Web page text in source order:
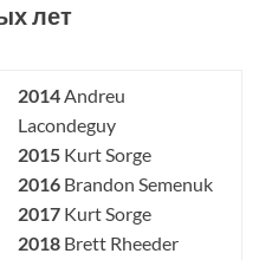
лет
2014Andreu
Lacondeguy
2015 Kurt Sorge
2016 Brandon Semenuk
2017 Kurt Sorge
2018 Brett Rheeder